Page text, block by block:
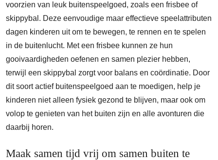
voorzien van leuk buitenspeelgoed, zoals een frisbee of
skippybal. Deze eenvoudige maar effectieve speelattributen
dagen kinderen uit om te bewegen, te rennen en te spelen
in de buitenlucht. Met een frisbee kunnen ze hun
gooivaardigheden oefenen en samen plezier hebben,
terwijl een skippybal zorgt voor balans en coördinatie. Door
dit soort actief buitenspeelgoed aan te moedigen, help je
kinderen niet alleen fysiek gezond te blijven, maar ook om
volop te genieten van het buiten zijn en alle avonturen die
daarbij horen.
Maak samen tijd vrij om samen buiten te